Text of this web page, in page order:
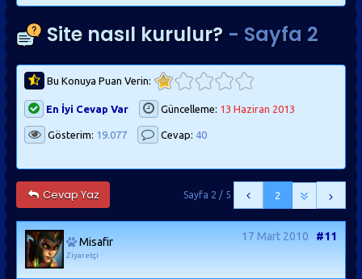
Site nasıl kurulur? - Sayfa 2
Bu Konuya Puan Verin:
En İyi Cevap Var Güncelleme: 13 Haziran 2013
Gösterim: 19.077 Cevap: 40
Cevap Yaz 2
Sayfa 2 / 5
Misafir
Ziyaretçi
17 Mart 2010 #11